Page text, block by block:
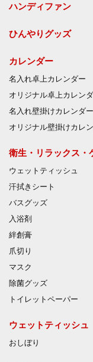
ハンディファン
ひんやりグッズ
カレンダー
名入れ卓上カレンダー
オリジナル卓上カレン
名入れ壁掛けカレンダー
オリジナル壁掛けカレ
衛生・リラックス・
ウェットティッシュ
汗拭きシート
バスグッズ
入浴剤
絆創膏
爪切り
マスク
除菌グッズ
トイレットペーパー
ウェットティッシュ
おしぼり